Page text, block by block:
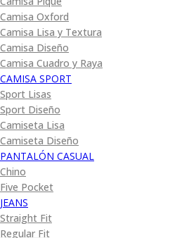
Camisa Oxford
Camisa Lisa y Textura
Camisa Diseño
Camisa Cuadro y Raya
CAMISA SPORT
Sport Lisas
Sport Diseño
Camiseta Lisa
Camiseta Diseño
PANTALÓN CASUAL
Chino
Five Pocket
JEANS
Straight Fit
Regular Fit